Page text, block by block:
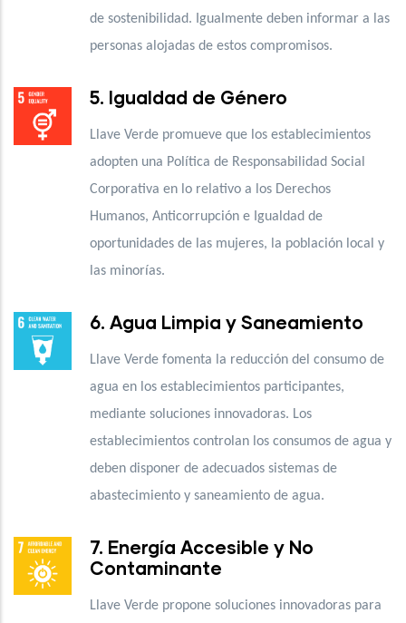
de sostenibilidad. Igualmente deben informar a las
personas alojadas de estos compromisos.
5. Igualdad de Género
Llave Verde promueve que los establecimientos
adopten una Política de Responsabilidad Social
Corporativa en lo relativo a los Derechos
Humanos, Anticorrupción e Igualdad de
oportunidades de las mujeres, la población local y
las minorías.
6. Agua Limpia y Saneamiento
Llave Verde fomenta la reducción del consumo de
agua en los establecimientos participantes,
mediante soluciones innovadoras. Los
establecimientos controlan los consumos de agua y
deben disponer de adecuados sistemas de
abastecimiento y saneamiento de agua.
7. Energía Accesible y No
Contaminante
Llave Verde propone soluciones innovadoras para